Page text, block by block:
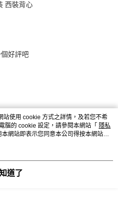
西裝背心
好評吧
使用 cookie 方式之詳情，及若您不希
腦的 cookie 設定，請參閱本網站「 隱私
網站即表示您同意本公司得按本網站使
道了